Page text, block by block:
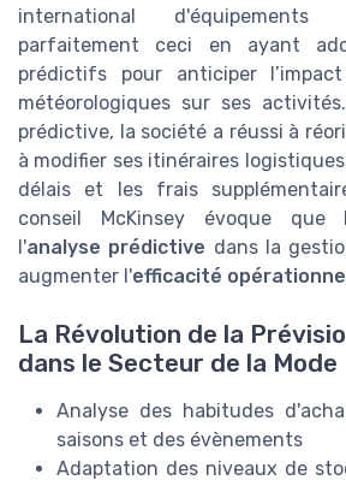
international
parfaitement ceci en ayant
prédictifs pour anticiper
météorologiques sur ses
prédictive, la société a réussi à
à modifier ses itinéraires
délais et les frais
conseil McKinsey évoque
l'analyse prédictive dans la
augmenter l'efficacité
La Révolution de la
dans le Secteur de la Mode
Analyse des habitudes
saisons et des évènements
Adaptation des niveaux de